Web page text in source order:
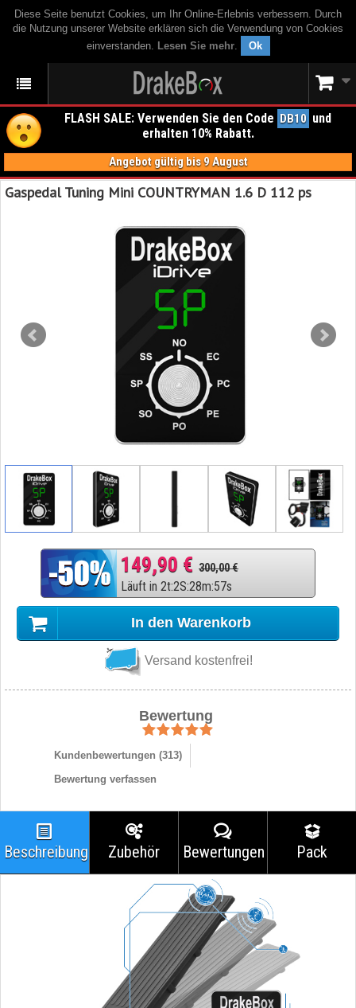
Diese Seite benutzt Cookies, um Ihr Online-Erlebnis verbessern. Durch
die Nutzung unserer Website erklären sich die Verwendung von Cookies
einverstanden. Lesen Sie mehr. Ok
FLASH SALE: Verwenden Sie den Code DB10 und
erhalten 10% Rabatt.
Angebot gültig bis 9 August
Gaspedal Tuning Mini COUNTRYMAN 1.6 D 112 ps
149,90 € 300,00 €
Läuft in 2t:2S:28m:56s
In den Warenkorb
Versand kostenfrei!
Bewertung
Kundenbewertungen (313)
Bewertung verfassen
Beschreibung Zubehör Bewertungen Pack